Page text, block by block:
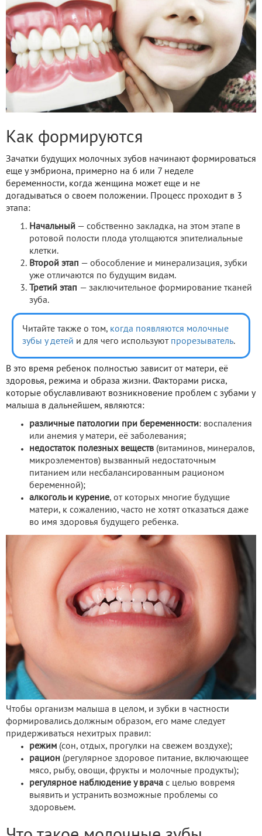
Как формируются
Зачатки будущих молочных зубов начинают формироваться
еще у эмбриона, примерно на 6 или 7 неделе
беременности, когда женщина может еще и не
догадываться о своем положении. Процесс проходит в 3
этапа:
Начальный — собственно закладка, на этом этапе в
ротовой полости плода утолщаются эпителиальные
клетки.
Второй этап — обособление и минерализация, зубки
уже отличаются по будущим видам.
Третий этап — заключительное формирование тканей
зуба.
Читайте также о том, когда появляются молочные
зубы у детей и для чего используют прорезыватель.
В это время ребенок полностью зависит от матери, её
здоровья, режима и образа жизни. Факторами риска,
которые обуславливают возникновение проблем с зубами у
малыша в дальнейшем, являются:
различные патологии при беременности: воспаления
или анемия у матери, её заболевания;
недостаток полезных веществ (витаминов, минералов,
микроэлементов) вызванный недостаточным
питанием или несбалансированным рационом
беременной);
алкоголь и курение, от которых многие будущие
матери, к сожалению, часто не хотят отказаться даже
во имя здоровья будущего ребенка.
Чтобы организм малыша в целом, и зубки в частности
формировались должным образом, его маме следует
придерживаться нехитрых правил:
режим (сон, отдых, прогулки на свежем воздухе);
рацион (регулярное здоровое питание, включающее
мясо, рыбу, овощи, фрукты и молочные продукты);
регулярное наблюдение у врача с целью вовремя
выявить и устранить возможные проблемы со
здоровьем.